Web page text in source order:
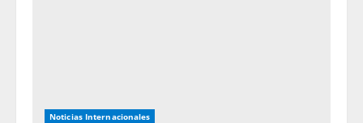
Noticias Internacionales